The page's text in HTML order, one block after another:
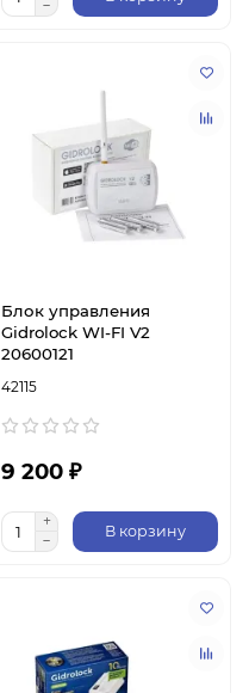
Блок управления
Gidrolock WI-FI V2
20600121
42115
9 200 ₽
В корзину